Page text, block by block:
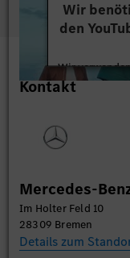
Wir
den
Wir
um
Kontakt
Mercedes-
Im Holter Feld 10
28309 Bremen
Details zum